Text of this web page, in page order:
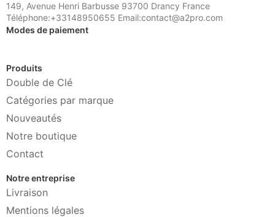
149, Avenue Henri Barbusse 93700 Drancy France
Téléphone:+33148950655 Email:contact@a2pro.com
Modes de paiement
Produits
Double de Clé
Catégories par marque
Nouveautés
Notre boutique
Contact
Notre entreprise
Livraison
Mentions légales